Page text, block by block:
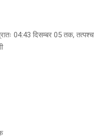
04:43 दिसम्बर 05 तक,